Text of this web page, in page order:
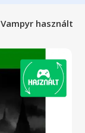
Vampyr használt